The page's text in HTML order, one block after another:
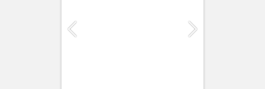
Previous Next